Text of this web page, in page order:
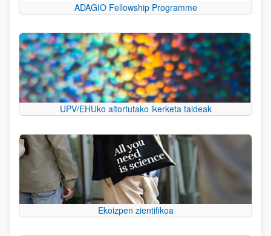
ADAGIO Fellowship Programme
UPV/EHUko aitortutako ikerketa taldeak
Ekoizpen zientifikoa